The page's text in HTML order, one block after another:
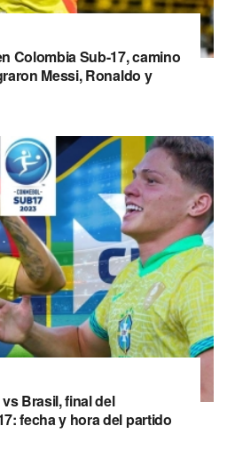
Colombia Sub-17, camino
Messi, Ronaldo y
Brasil, final del
fecha y hora del partido